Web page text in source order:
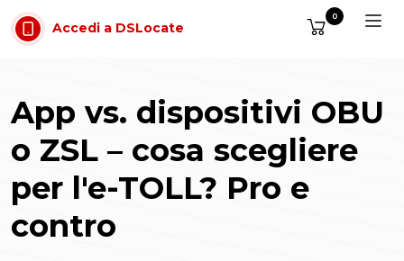
Vai al contenuto
Accedi a DSLocate
0
App vs. dispositivi OBU
o ZSL – cosa scegliere
per l'e-TOLL? Pro e
contro